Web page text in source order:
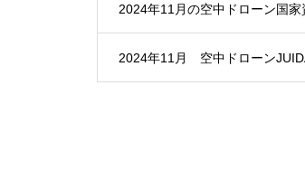
2024年11月の空中ドローン国
2024年11月 空中ドローン